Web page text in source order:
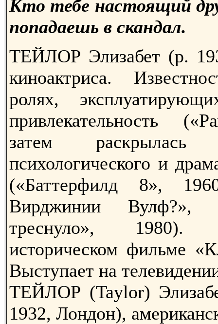
Кто тебе настоящий
попадаешь в скандал.
ТЕЙЛОР Элизабет (р.
киноактриса.
ролях,
привлекательность
затем
психологического и
(«Баттерфилд 8»,
Вирджинии Вулф?»,
треснуло»,
историческом фильме
Выступает на
ТЕЙЛОР (Taylor)
1932, Лондон),